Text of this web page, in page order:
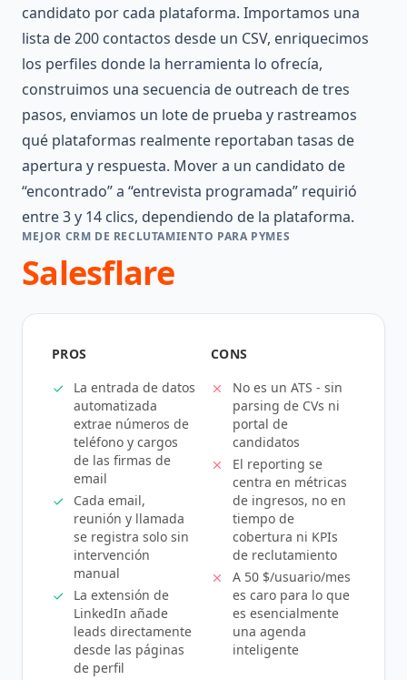
candidato por cada plataforma. Importamos una
lista de 200 contactos desde un CSV, enriquecimos
los perfiles donde la herramienta lo ofrecía,
construimos una secuencia de outreach de tres
pasos, enviamos un lote de prueba y rastreamos
qué plataformas realmente reportaban tasas de
apertura y respuesta. Mover a un candidato de
“encontrado” a “entrevista programada” requirió
entre 3 y 14 clics, dependiendo de la plataforma.
MEJOR CRM DE RECLUTAMIENTO PARA PYMES
Salesflare
PROS
La entrada de datos
automatizada
extrae números de
teléfono y cargos
de las firmas de
email
Cada email,
reunión y llamada
se registra solo sin
intervención
manual
La extensión de
LinkedIn añade
leads directamente
desde las páginas
de perfil
CONS
No es un ATS - sin
parsing de CVs ni
portal de
candidatos
El reporting se
centra en métricas
de ingresos, no en
tiempo de
cobertura ni KPIs
de reclutamiento
A 50 $/usuario/mes
es caro para lo que
es esencialmente
una agenda
inteligente